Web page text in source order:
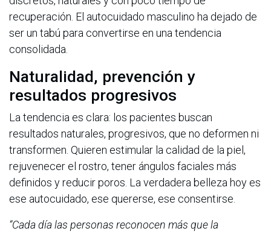
recuperación. El autocuidado masculino ha dejado de
ser un tabú para convertirse en una tendencia
consolidada.
Naturalidad, prevención y
resultados progresivos
La tendencia es clara: los pacientes buscan
resultados naturales, progresivos, que no deformen ni
transformen. Quieren estimular la calidad de la piel,
rejuvenecer el rostro, tener ángulos faciales más
definidos y reducir poros. La verdadera belleza hoy es
ese autocuidado, ese quererse, ese consentirse.
“Cada día las personas reconocen más que la